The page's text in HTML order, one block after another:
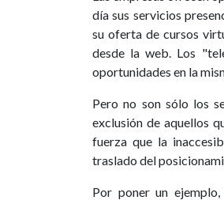
día sus servicios
su oferta de cursos
desde la web. Los
oportunidades en la
Pero no son sólo los
exclusión de aquellos
fuerza que la
traslado del
Por poner un